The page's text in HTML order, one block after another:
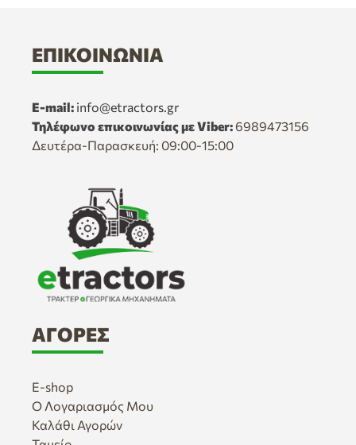
ΕΠΙΚΟΙΝΩΝΊΑ
E-mail: info@etractors.gr
Τηλέφωνο επικοινωνίας με Viber: 6989473156
Δευτέρα-Παρασκευή: 09:00-15:00
ΑΓΟΡΈΣ
E-shop
Ο Λογαριασμός Μου
Καλάθι Αγορών